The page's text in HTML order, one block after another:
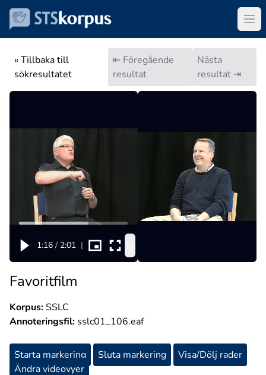
« Tillbaka till
sökresultatet
⇤ Föregående
resultat
Nästa
resultat ⇥
1:16 / 2:01 |
Favoritfilm
Korpus:SSLC
Annoteringsfil: sslc01_106.eaf
Starta markering Sluta markering
Visa/Dölj rader
Ändra videovyer